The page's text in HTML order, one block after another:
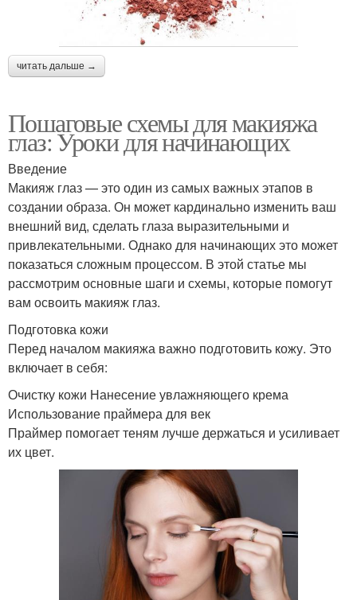
читать дальше →
Пошаговые схемы для макияжа
глаз: Уроки для начинающих
Введение
Макияж глаз — это один из самых важных этапов в
создании образа. Он может кардинально изменить ваш
внешний вид, сделать глаза выразительными и
привлекательными. Однако для начинающих это может
показаться сложным процессом. В этой статье мы
рассмотрим основные шаги и схемы, которые помогут
вам освоить макияж глаз.
Подготовка кожи
Перед началом макияжа важно подготовить кожу. Это
включает в себя:
Очистку кожи Нанесение увлажняющего крема
Использование праймера для век
Праймер помогает теням лучше держаться и усиливает
их цвет.